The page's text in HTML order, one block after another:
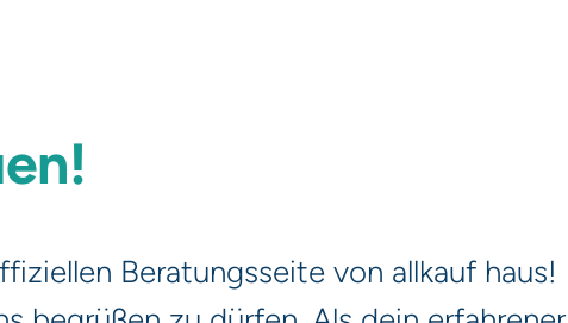
Beratungsseite von allkauf